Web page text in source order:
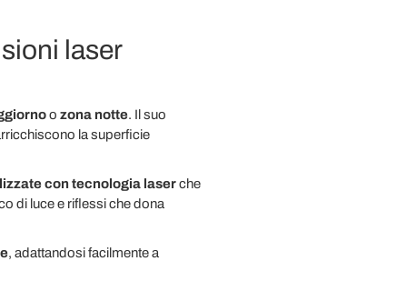
laser
o zona notte. Il suo
la superficie
con tecnologia laserche
di luce e riflessi che dona
, adattandosi facilmente a